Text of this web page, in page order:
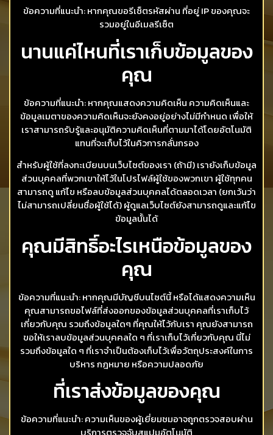
ข้อความที่แนะนำ: หากคุณขอรีเซ็ตรหัสผ่าน ที่อยู่ IP ของคุณจะ
รวมอยู่ในอีเมลรีเซ็ต
นานแค่ไหนที่เราเก็บข้อมูลของ
คุณ
ข้อความที่แนะนำ: หากคุณแสดงความคิดเห็น ความคิดเห็นและ
ข้อมูลเมตาของความคิดเห็นจะยังคงอยู่อย่างไม่มีกำหนด เพื่อให้
เราสามารถรับรู้และอนุมัติความคิดเห็นที่ตามมาได้โดยอัตโนมัติ
แทนที่จะเก็บไว้ในคิวการกลั่นกรอง
สำหรับผู้ใช้ที่ลงทะเบียนบนเว็บไซต์ของเรา (ถ้ามี) เรายังเก็บข้อมูล
ส่วนบุคคลที่พวกเขาให้ไว้ในโปรไฟล์ผู้ใช้ของพวกเขา ผู้ใช้ทุกคน
สามารถดู แก้ไข หรือลบข้อมูลส่วนบุคคลได้ตลอดเวลา (ยกเว้นว่า
ไม่สามารถเปลี่ยนชื่อผู้ใช้ได้) ผู้ดูแลเว็บไซต์ยังสามารถดูและแก้ไข
ข้อมูลนั้นได้
คุณมีสิทธิ์อะไรเหนือข้อมูลของ
คุณ
ข้อความที่แนะนำ: หากคุณมีบัญชีบนไซต์นี้ หรือได้แสดงความเห็น
คุณสามารถขอไฟล์ที่ส่งออกของข้อมูลส่วนบุคคลที่เราเก็บไว้
เกี่ยวกับคุณ รวมถึงข้อมูลใดๆ ที่คุณให้ไว้กับเรา คุณยังสามารถ
ขอให้เราลบข้อมูลส่วนบุคคลใด ๆ ที่เราเก็บไว้เกี่ยวกับคุณ นี่ไม่
รวมถึงข้อมูลใด ๆ ที่เราจำเป็นต้องเก็บไว้เพื่อวัตถุประสงค์ในการ
บริหาร กฎหมาย หรือความปลอดภัย
ที่เราส่งข้อมูลของคุณ
ข้อความที่แนะนำ: ความเห็นของผู้เยี่ยมชมอาจถูกตรวจสอบผ่าน